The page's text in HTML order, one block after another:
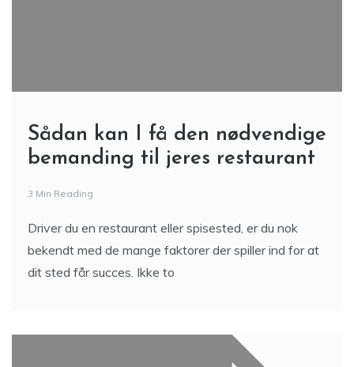
Sådan kan I få den nødvendige
bemanding til jeres restaurant
3 Min Reading
Driver du en restaurant eller spisested, er du nok
bekendt med de mange faktorer der spiller ind for at
dit sted får succes. Ikke to